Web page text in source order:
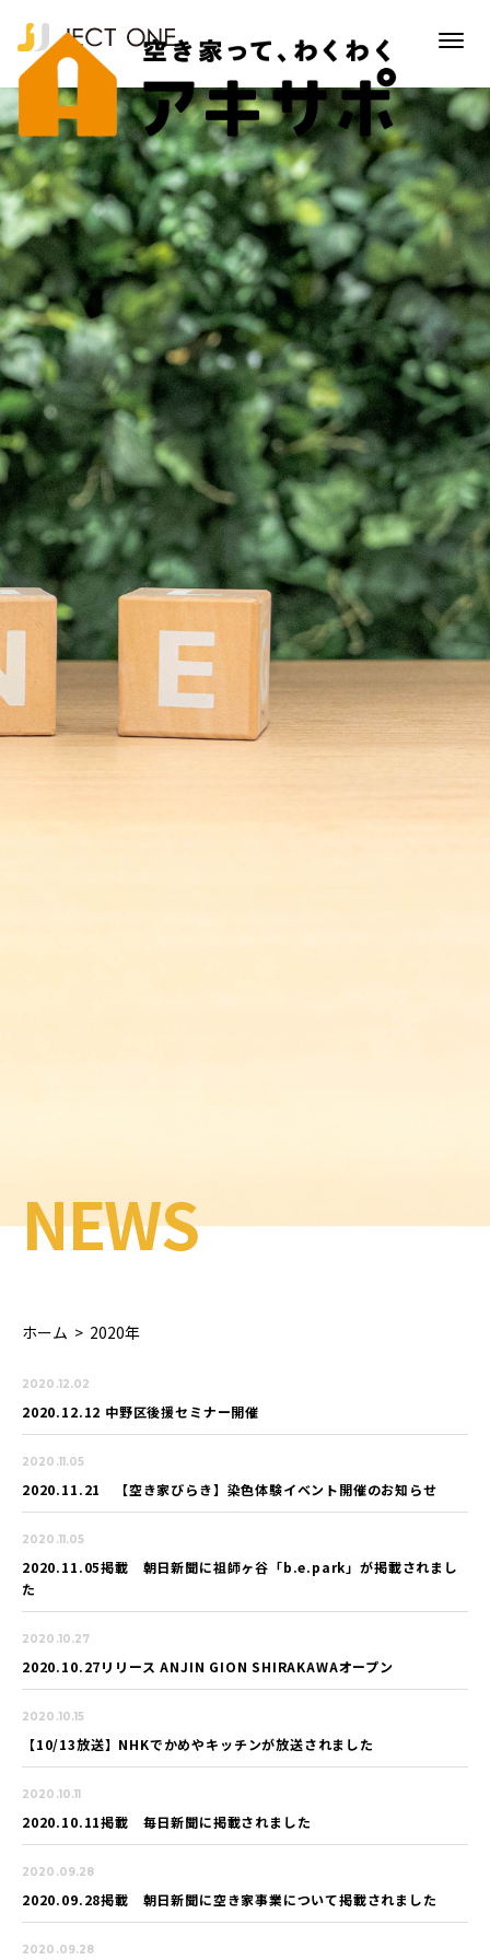
NEWS
ホーム > 2020年
2020.12.02
2020.12.12 中野区後援セミナー開催
2020.11.05
2020.11.21 【空き家びらき】染色体験イベント開催のお知らせ
2020.11.05
2020.11.05掲載 朝日新聞に祖師ヶ谷「b.e.park」が掲載されまし
た
2020.10.27
2020.10.27リリース ANJIN GION SHIRAKAWAオープン
2020.10.15
【10/13放送】NHKでかめやキッチンが放送されました
2020.10.11
2020.10.11掲載 毎日新聞に掲載されました
2020.09.28
2020.09.28掲載 朝日新聞に空き家事業について掲載されました
2020.09.28